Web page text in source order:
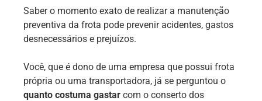
Saber o momento exato de realizar a manutenção
preventiva da frota pode prevenir acidentes, gastos
desnecessários e prejuízos.
Você, que é dono de uma empresa que possui frota
própria ou uma transportadora, já se perguntou o
quanto costuma gastar com o conserto dos